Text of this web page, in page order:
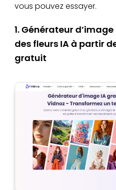
vous pouvez essayer.
1. Générateur
des fleurs IA à partir
gratuit